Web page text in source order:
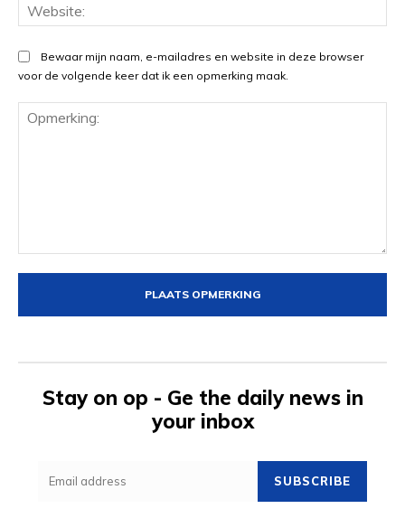
Bewaar mijn naam, e-mailadres en website in deze browser
voor de volgende keer dat ik een opmerking maak.
Stay on op - Ge the daily news in
your inbox
SUBSCRIBE